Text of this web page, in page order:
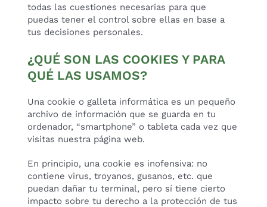
todas las cuestiones necesarias para que
puedas tener el control sobre ellas en base a
tus decisiones personales.
¿QUÉ SON LAS COOKIES Y PARA
QUÉ LAS USAMOS?
Una cookie o galleta informática es un pequeño
archivo de información que se guarda en tu
ordenador, “smartphone” o tableta cada vez que
visitas nuestra página web.
En principio, una cookie es inofensiva: no
contiene virus, troyanos, gusanos, etc. que
puedan dañar tu terminal, pero sí tiene cierto
impacto sobre tu derecho a la protección de tus